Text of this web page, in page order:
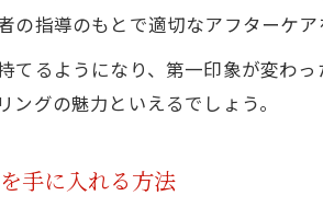
指導のもとで適切なアフターケア
てるようになり、第一印象が変わ
グの魅力といえるでしょう。
手に入れる方法